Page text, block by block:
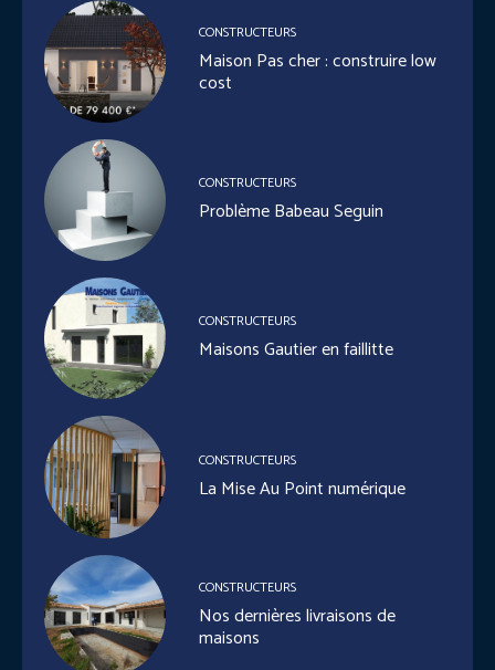
CONSTRUCTEURS
Maison Pas cher : construire low
cost
CONSTRUCTEURS
Problème Babeau Seguin
CONSTRUCTEURS
Maisons Gautier en faillitte
CONSTRUCTEURS
La Mise Au Point numérique
CONSTRUCTEURS
Nos dernières livraisons de
maisons